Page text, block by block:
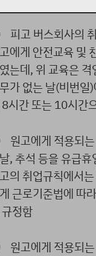
고 버스회사의
에게 안전교육 및
는데, 위 교육은 격
가 없는 날(비번일
시간 또는 10시간
고에게 적용되는
, 추석 등을 유급
의 취업규칙에서
근로기준법에 따
정함
고에게 적용되는